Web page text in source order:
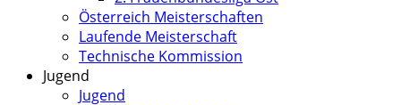
Österreich Meisterschaften
Laufende Meisterschaft
Technische Kommission
Jugend
Jugend